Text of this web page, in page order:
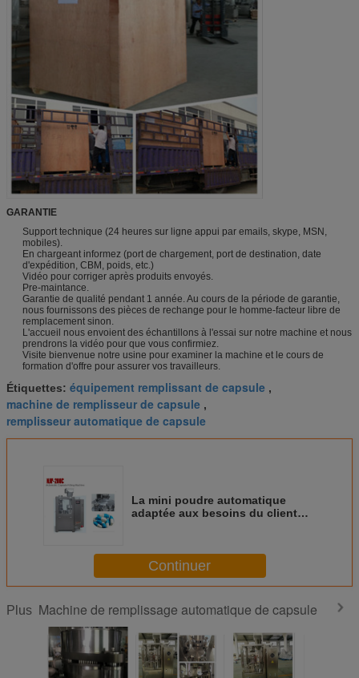
GARANTIE
Support technique (24 heures sur ligne appui par emails, skype, MSN,
mobiles).
En chargeant informez (port de chargement, port de destination, date
d'expédition, CBM, poids, etc.)
Vidéo pour corriger après produits envoyés.
Pre-maintance.
Garantie de qualité pendant 1 année. Au cours de la période de garantie,
nous fournissons des pièces de rechange pour le homme-facteur libre de
remplacement sinon.
L'accueil nous envoient des échantillons à l'essai sur notre machine et nous
prendrons la vidéo pour que vous confirmiez.
Visite bienvenue notre usine pour examiner la machine et le cours de
formation d'offre pour assurer vos travailleurs.
Étiquettes: équipement remplissant de capsule ,
machine de remplisseur de capsule ,
remplisseur automatique de capsule
La mini poudre automatique
adaptée aux besoins du client
entreprise
Continuer
Plus Machine de remplissage automatique de capsule